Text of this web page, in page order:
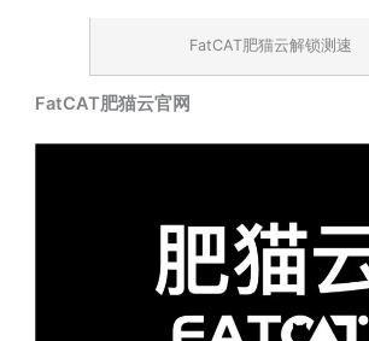
FatCAT肥猫云解锁测速
FatCAT肥猫云官网